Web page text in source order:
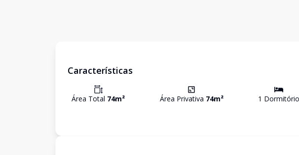
Características
Área Total 74m² Área Privativa 74m² 1 Dormitório